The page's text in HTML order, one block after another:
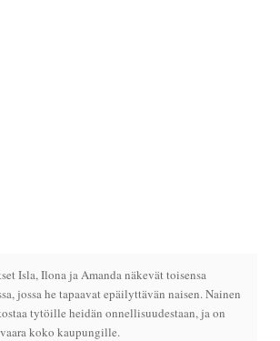
Isla, Ilona ja Amanda näkevät toisensa
jossa he tapaavat epäilyttävän naisen. Nainen
tytöille heidän onnellisuudestaan, ja on
koko kaupungille.